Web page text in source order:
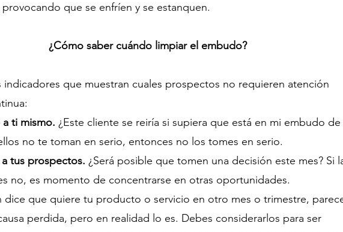
que se enfríen y se estanquen.
¿Cómo saber cuándo limpiar el embudo?
indicadores que muestran cuales prospectos no requieren atención
ti mismo. ¿Este cliente se reiría si supiera que está en mi embudo de
no te toman en serio, entonces no los tomes en serio.
tus prospectos. ¿Será posible que tomen una decisión este mes? Si
no, es momento de concentrarse en otras oportunidades.
dice que quiere tu producto o servicio en otro mes o trimestre,
perdida, pero en realidad lo es. Debes considerarlos para ser